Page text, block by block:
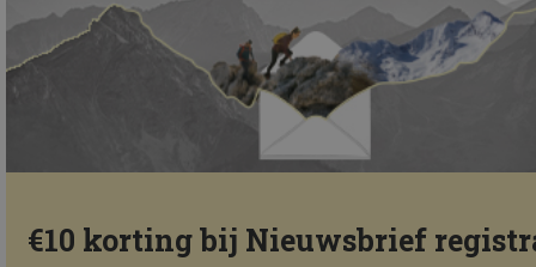
€10 korting bij Nieuwsbrief